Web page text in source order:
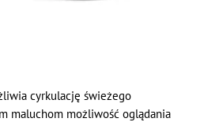
cyrkulację świeżego
maluchom możliwość oglądania